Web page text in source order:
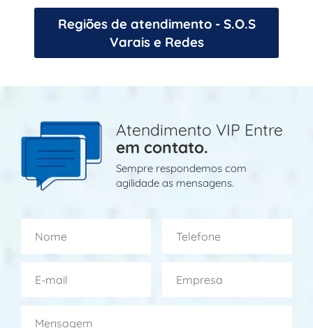
Regiões de atendimento - S.O.S
Varais e Redes
Atendimento VIP Entre
em contato.
Sempre respondemos com
agilidade as mensagens.